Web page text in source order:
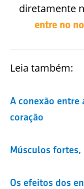
diretamente
entre no
Leia também:
A conexão entre
coração
Músculos fortes,
Os efeitos dos